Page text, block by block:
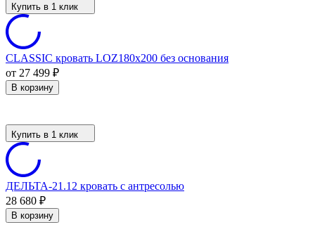
Купить в 1 клик
CLASSIC кровать LOZ180х200 без основания
от 27 499 ₽
В корзину
Купить в 1 клик
ДЕЛЬТА-21.12 кровать с антресолью
28 680 ₽
В корзину